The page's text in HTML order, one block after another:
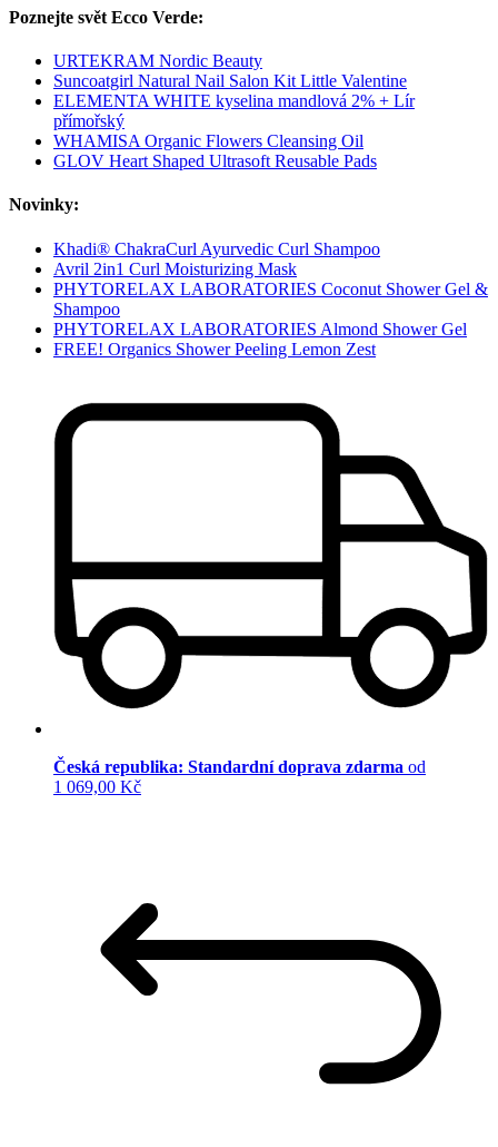
Poznejte svět Ecco Verde:
URTEKRAM Nordic Beauty
Suncoatgirl Natural Nail Salon Kit Little Valentine
ELEMENTA WHITE kyselina mandlová 2% + Lír
přímořský
WHAMISA Organic Flowers Cleansing Oil
GLOV Heart Shaped Ultrasoft Reusable Pads
Novinky:
Khadi® ChakraCurl Ayurvedic Curl Shampoo
Avril 2in1 Curl Moisturizing Mask
PHYTORELAX LABORATORIES Coconut Shower Gel &
Shampoo
PHYTORELAX LABORATORIES Almond Shower Gel
FREE! Organics Shower Peeling Lemon Zest
Česká republika: Standardní doprava zdarma od
1 069,00 Kč